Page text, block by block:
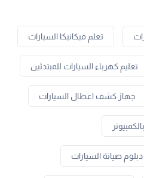
تعلم ميكانيكا السيارات
تعليم كهرباء السيارات للمبتدئين
جهاز كشف اعطال السيارات
دبلوم صيانة السيارات